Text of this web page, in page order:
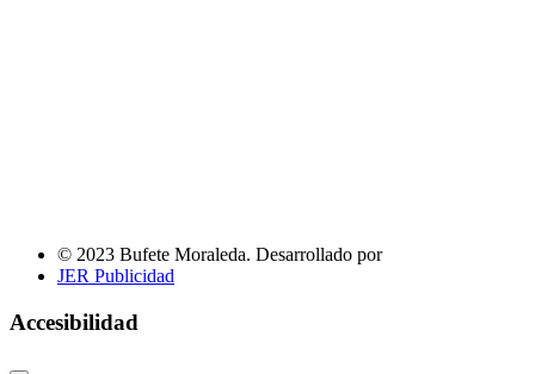
© 2023 Bufete Moraleda. Desarrollado por
JER Publicidad
Accesibilidad